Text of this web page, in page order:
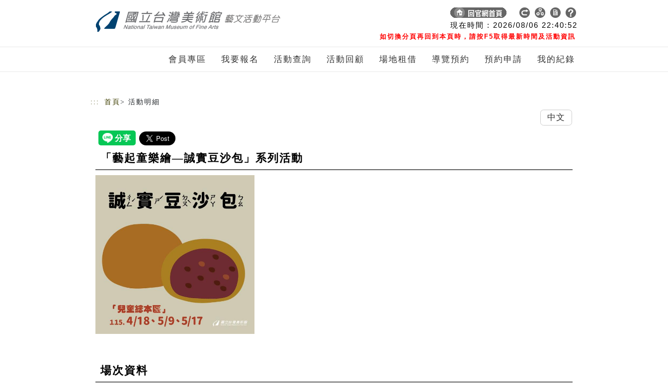
現在時間 : 2026/08/06 22:40:52
如切換分頁再回到本頁時，請按F5取得最新時間及活動資訊
會員專區 我要報名 活動查詢 活動回顧 場地租借 導覽預約 預約申請 我的紀錄
::: 首頁 > 活動明細
「藝起童樂繪—誠實豆沙包」系列活動
場次資料